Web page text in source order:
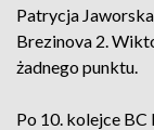
Patrycja
Brezinova 2.
żadnego punktu.
Po 10. kolejce